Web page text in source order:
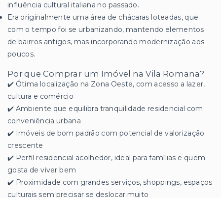
influência cultural italiana no passado.
Era originalmente uma área de chácaras loteadas, que
com o tempo foi se urbanizando, mantendo elementos
de bairros antigos, mas incorporando modernização aos
poucos.
Por que Comprar um Imóvel na Vila Romana?
✔️ Ótima localização na Zona Oeste, com acesso a lazer,
cultura e comércio
✔️ Ambiente que equilibra tranquilidade residencial com
conveniência urbana
✔️ Imóveis de bom padrão com potencial de valorização
crescente
✔️ Perfil residencial acolhedor, ideal para famílias e quem
gosta de viver bem
✔️ Proximidade com grandes serviços, shoppings, espaços
culturais sem precisar se deslocar muito